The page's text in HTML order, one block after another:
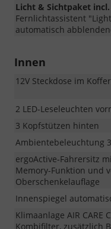
Licht & Sichtpaket incl.
Fernlichtassistent
automatisch
Innen
12V Steckdose im
2 LED-Leseleuchten
3 Kopfstützen hinten
Ambientebeleuchtung
ergoActive-Fahrersitz
Memory-Funktion und
Oberschenkelauflage
Innenspiegel
Klimaanlage AIR CARE
Kombifilter, zusätzlich